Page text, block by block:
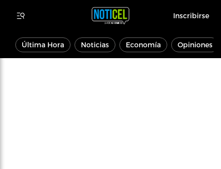
Inscribirse
Última Hora Noticias Economía Opiniones